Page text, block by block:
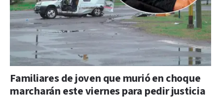
Familiares de joven que murió en choque
marcharán este viernes para pedir justicia